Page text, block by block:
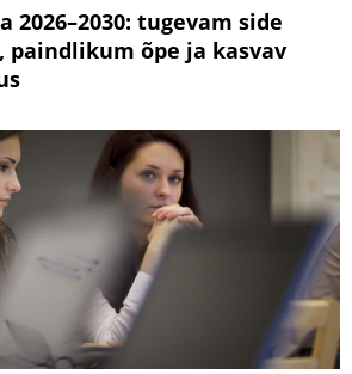
2026–2030: tugevam side
paindlikum õpe ja kasvav